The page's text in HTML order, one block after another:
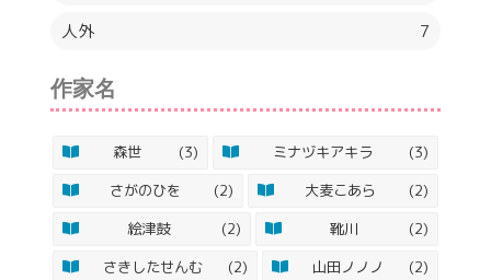
人外
7
作家名
森世 (3) ミナヅキアキラ
(3)
さがのひを
(2) 大麦こあら
(2)
絵津鼓
(2) 靴川
(2)
さきしたせんむ
(2) 山田ノノノ
(2)